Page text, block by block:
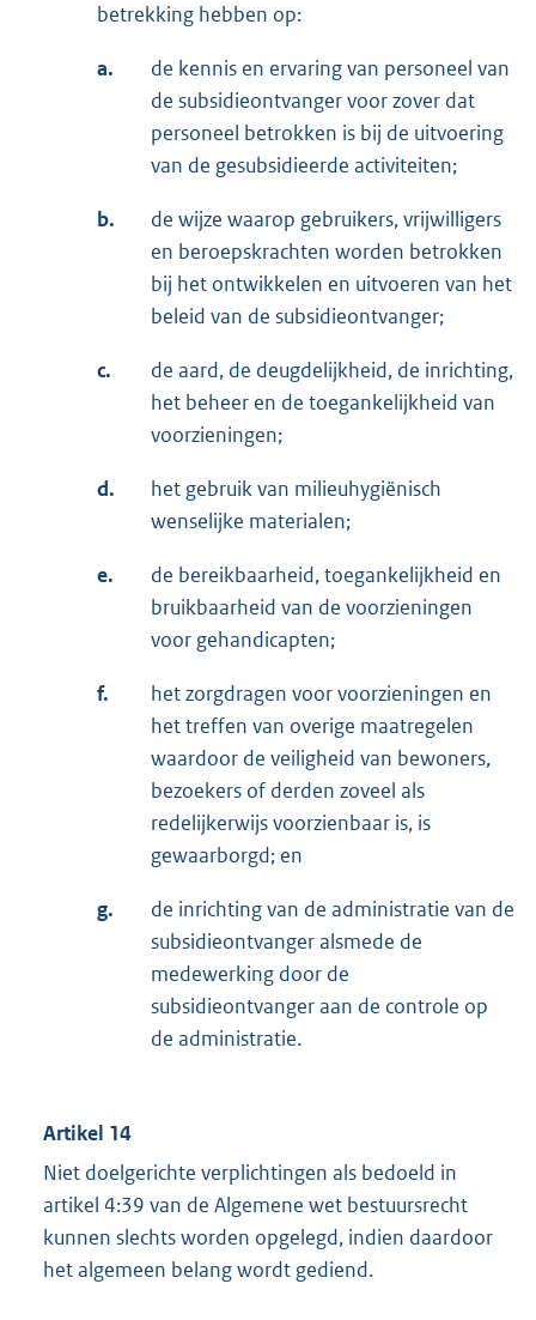
betrekking hebben op:
a.
de kennis en ervaring van personeel van
de subsidieontvanger voor zover dat
personeel betrokken is bij de uitvoering
van de gesubsidieerde activiteiten;
b.
de wijze waarop gebruikers, vrijwilligers
en beroepskrachten worden betrokken
bij het ontwikkelen en uitvoeren van het
beleid van de subsidieontvanger;
c.
de aard, de deugdelijkheid, de inrichting,
het beheer en de toegankelijkheid van
voorzieningen;
d.
het gebruik van milieuhygiënisch
wenselijke materialen;
e.
de bereikbaarheid, toegankelijkheid en
bruikbaarheid van de voorzieningen
voor gehandicapten;
f.
het zorgdragen voor voorzieningen en
het treffen van overige maatregelen
waardoor de veiligheid van bewoners,
bezoekers of derden zoveel als
redelijkerwijs voorzienbaar is, is
gewaarborgd; en
g.
de inrichting van de administratie van de
subsidieontvanger alsmede de
medewerking door de
subsidieontvanger aan de controle op
de administratie.
Artikel 14
Niet doelgerichte verplichtingen als bedoeld in
artikel 4:39 van de Algemene wet bestuursrecht
kunnen slechts worden opgelegd, indien daardoor
het algemeen belang wordt gediend.